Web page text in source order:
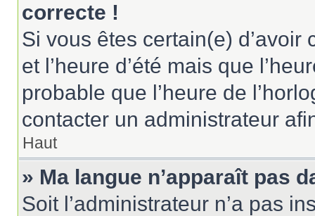
correcte !
Si vous êtes certain(e)
et l’heure d’été mais que
probable que l’heure de
contacter un administrateur
Haut
» Ma langue n’apparaît pas
Soit l’administrateur n’a pas